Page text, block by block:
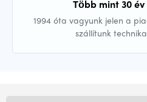
Több mint 30
1994 óta vagyunk jelen a
szállítunk